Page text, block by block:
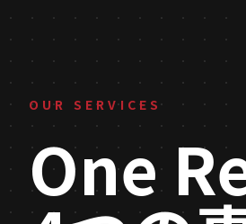
OUR SERVICES
One